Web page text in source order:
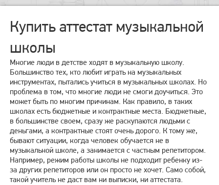
Купить аттестат музыкальной
школы
Многие люди в детстве ходят в музыкальную школу.
Большинство тех, кто любит играть на музыкальных
инструментах, пытались учиться в музыкальных школах. Но
проблема в том, что многие люди не смоги доучиться. Это
может быть по многим причинам. Как правило, в таких
школах есть бюджетные и контрактные места. Бюджетные,
в большинстве своем, сразу же раскупаются людьми с
деньгами, а контрактные стоят очень дорого. К тому же,
бывают ситуации, когда человек обучается не в
музыкальной школе, а занимается с частным репетитором.
Например, режим работы школы не подходит ребенку из-
за других репетиторов или он просто не хочет. Само собой,
такой учитель не даст вам ни выписки, ни аттестата.